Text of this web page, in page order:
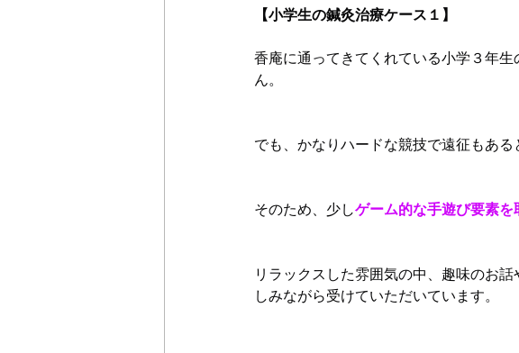
【小学生の鍼灸治療ケース１】
香庵に通ってきてくれている小学３年
ん。
でも、かなりハードな競技で遠征もあ
そのため、少しゲーム的な手遊び要素
リラックスした雰囲気の中、趣味のお
しみながら受けていただいています。